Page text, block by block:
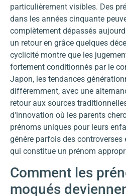
particulièrement visibles. Des
dans les années cinquante
complètement dépassés
un retour en grâce quelques
cyclicité montre que les
fortement conditionnés par le
Japon, les tendances
différemment, avec une
retour aux sources
d'innovation où les parents
prénoms uniques pour leurs
génère parfois des controverses
qui constitue un prénom
Comment les
moqués